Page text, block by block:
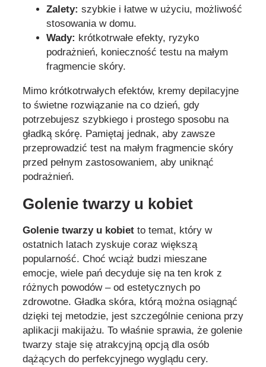
Zalety: szybkie i łatwe w użyciu, możliwość
stosowania w domu.
Wady: krótkotrwałe efekty, ryzyko
podrażnień, konieczność testu na małym
fragmencie skóry.
Mimo krótkotrwałych efektów, kremy depilacyjne
to świetne rozwiązanie na co dzień, gdy
potrzebujesz szybkiego i prostego sposobu na
gładką skórę. Pamiętaj jednak, aby zawsze
przeprowadzić test na małym fragmencie skóry
przed pełnym zastosowaniem, aby uniknąć
podrażnień.
Golenie twarzy u kobiet
Golenie twarzy u kobiet to temat, który w
ostatnich latach zyskuje coraz większą
popularność. Choć wciąż budzi mieszane
emocje, wiele pań decyduje się na ten krok z
różnych powodów – od estetycznych po
zdrowotne. Gładka skóra, którą można osiągnąć
dzięki tej metodzie, jest szczególnie ceniona przy
aplikacji makijażu. To właśnie sprawia, że golenie
twarzy staje się atrakcyjną opcją dla osób
dążących do perfekcyjnego wyglądu cery.